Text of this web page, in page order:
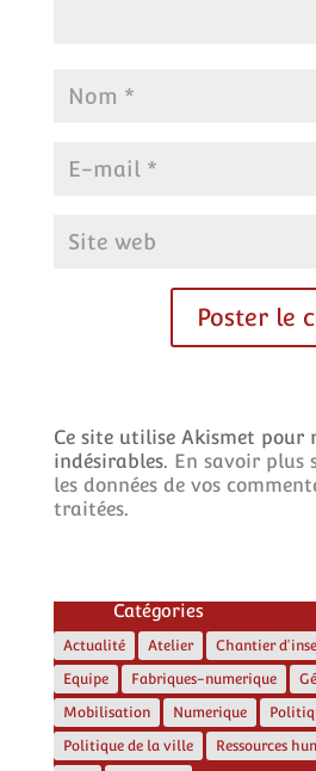
Ce site utilise Akismet pour
indésirables. En savoir plus
les données de vos
traitées.
Catégories
Actualité Atelier Chantier
Equipe
Fabriques-numerique
Mobilisation
Numerique
Politique de la ville
Ressources